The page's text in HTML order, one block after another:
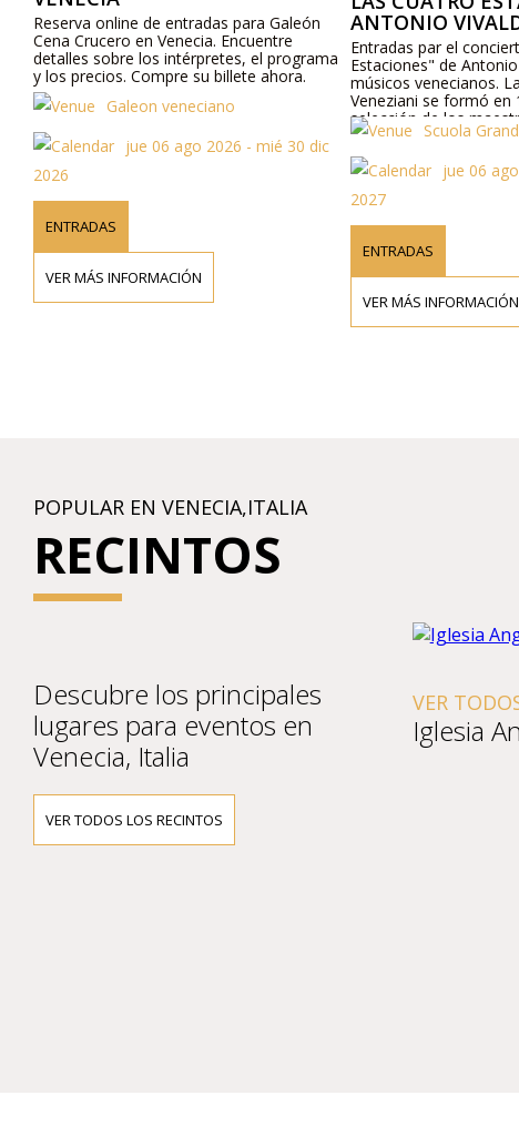
online de entradas para Galeón
Crucero en Venecia. Encuentre
sobre los intérpretes, el programa
los precios. Compre su billete ahora.
Galeon veneciano
jue 06 ago 2026 - mié 30 dic
ENTRADAS
VER MÁS INFORMACIÓN
ANTONIO VIVALDI
Entradas par el concierto
Estaciones" de Antonio
músicos venecianos. La
Veneziani se formó en
selección de los maestros
de su nacimiento y de la
con un homenaje a Vivaldi
Estaciones" y en unión con
mezzo sopranos, tenores y
de teatro de renombre
"barroco y de la Opera ", las
bellas de la época barroca.
Scuola Grande di
jue 06 ago
ENTRADAS
VER MÁS INFORMACIÓN
POPULAR EN VENECIA,ITALIA
RECINTOS
Descubre los principales
lugares para eventos en
Venecia, Italia
VER TODOS LOS RECINTOS
VER TODOS
Iglesia